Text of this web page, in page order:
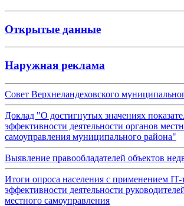
Открытые данные
Наружная реклама
Совет Верхнеландеховского
Доклад "О достигнутых значениях
эффективности деятельности органов
самоуправления муниципального района"
Выявление правообладателей объектов
Итоги опроса населения с применением IT-
эффективности деятельности
местного самоуправления